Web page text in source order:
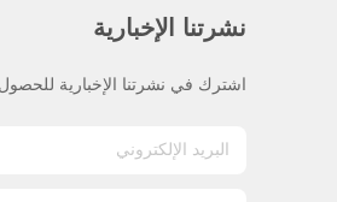
نشرتنا الإخبارية
اشترك في نشرتنا الإخبارية